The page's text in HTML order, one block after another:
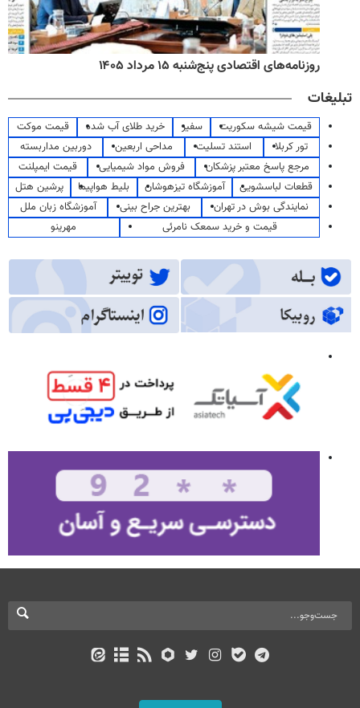
روزنامه‌های اقتصادی پنج‌شنبه ۱۵ مرداد ۱۴۰۵
تبلیغات
قیمت شیشه سکوریت سفیر خرید طلای آب شده
قیمت موکت
تور کربلا
استند تسلیت مداحی اربعین
دوربین مداربسته
مرجع پاسخ معتبر پزشکان
فروش مواد شیمیایی
قیمت ایمپلنت
قطعات لباسشویی
آموزشگاه تیزهوشان بلیط هواپیما
پرشین هتل
نمایندگی بوش در تهران
بهترین جراح بینی
آموزشگاه زبان ملل
قیمت و خرید سمعک نامرئی
مهرینو